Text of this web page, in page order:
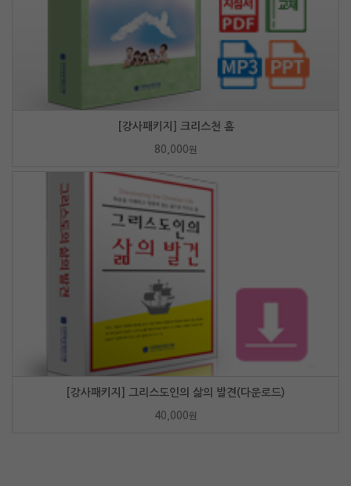
[강사패키지] 크리스천 홈
80,000원
[강사패키지] 그리스도인의 삶의 발견(다운로드)
40,000원